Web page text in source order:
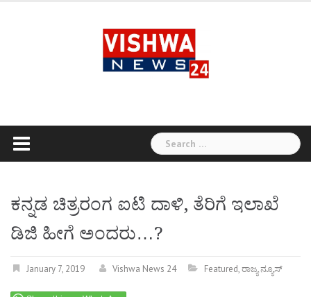
Search
for:
ಕನ್ನಡ ಚಿತ್ರರಂಗ ಐಟಿ ದಾಳಿ, ತೆರಿಗೆ ಇಲಾಖೆ
ಡಿಜಿ ಹೀಗೆ ಅಂದರು…?
January 7, 2019 Vishwa News 24 Featured,ರಾಜ್ಯ ನ್ಯೂಸ್